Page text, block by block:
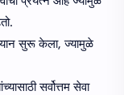
सुरू केला, ज्यामुळे
सर्वोत्तम सेवा